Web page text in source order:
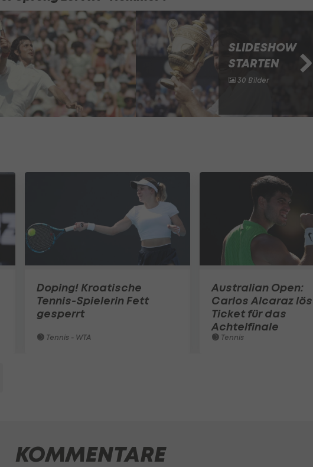
SLIDESHOW
STARTEN
30 Bilder
Doping! Kroatische
Tennis-Spielerin Fett
gesperrt
Tennis - WTA
Australian Open:
Carlos Alcaraz
Ticket für das
Achtelfinale
Tennis
KOMMENTARE